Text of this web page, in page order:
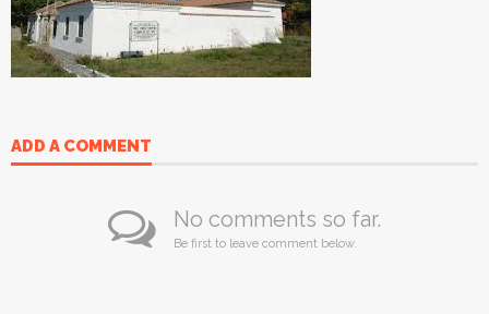
ADD A COMMENT
No comments so far.
Be first to leave comment below.